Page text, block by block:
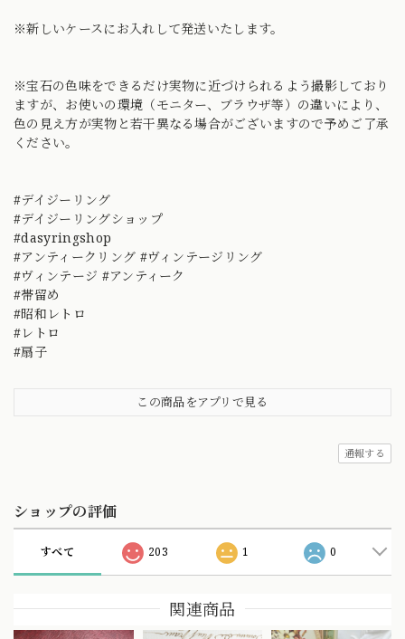
※新しいケースにお入れして発送いたします。
※宝石の色味をできるだけ実物に近づけられるよう撮影しており
ますが、お使いの環境（モニター、ブラウザ等）の違いにより、
色の見え方が実物と若干異なる場合がございますので予めご了承
ください。
#デイジーリング
#デイジーリングショップ
#dasyringshop
#アンティークリング #ヴィンテージリング
#ヴィンテージ #アンティーク
#帯留め
#昭和レトロ
#レトロ
#扇子
この商品をアプリで見る
通報する
ショップの評価
すべて 203 1 0
関連商品